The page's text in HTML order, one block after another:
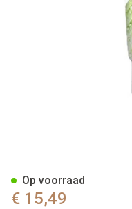
€ 15,49
Op voorraad